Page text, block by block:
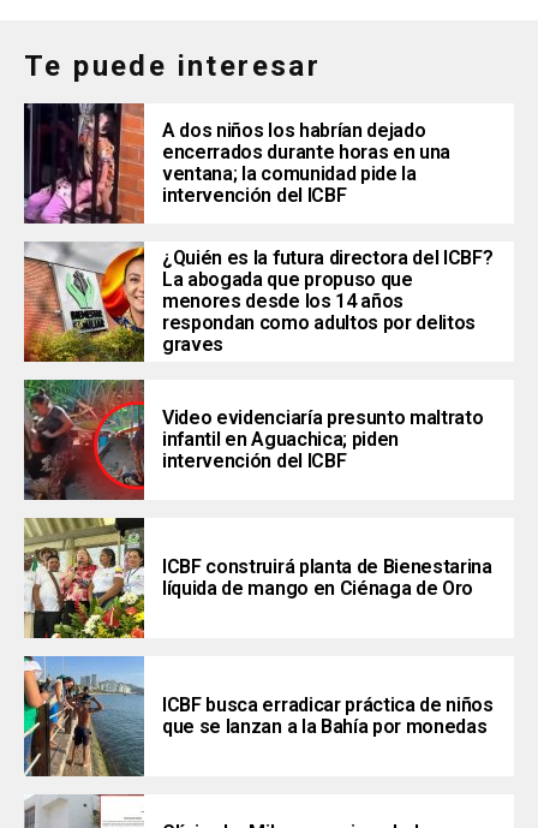
Te puede interesar
A dos niños los habrían dejado
encerrados durante horas en una
ventana; la comunidad pide la
intervención del ICBF
¿Quién es la futura directora del ICBF?
La abogada que propuso que
menores desde los 14 años
respondan como adultos por delitos
graves
Video evidenciaría presunto maltrato
infantil en Aguachica; piden
intervención del ICBF
ICBF construirá planta de Bienestarina
líquida de mango en Ciénaga de Oro
ICBF busca erradicar práctica de niños
que se lanzan a la Bahía por monedas